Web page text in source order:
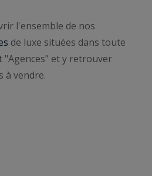
l'ensemble de nos
de luxe situées dans toute
"Agences" et y retrouver
à vendre.